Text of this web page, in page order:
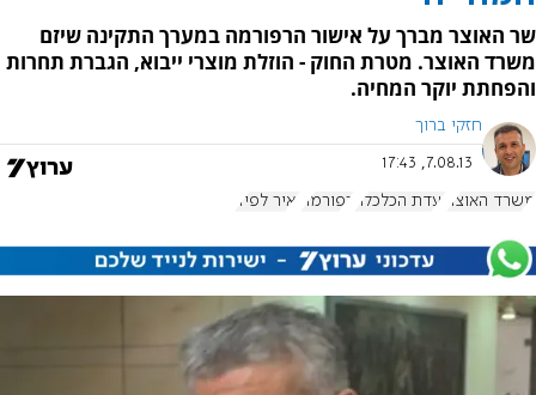
שר האוצר מברך על אישור הרפורמה במערך התקינה שיזם
משרד האוצר. מטרת החוק - הוזלת מוצרי ייבוא, הגברת תחרות
והפחתת יוקר המחיה.
חזקי ברוך
7.08.13, 17:43
משרד האוצר ועדת הכלכלה רפורמה יאיר לפיד